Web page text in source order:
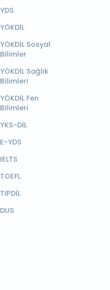
YDS
YÖKDİL
YÖKDİL Sosyal
Bilimler
YÖKDİL Sağlık
Bilimleri
YÖKDİL Fen
Bilimleri
YKS-DİL
E-YDS
IELTS
TOEFL
TIPDİL
DUS